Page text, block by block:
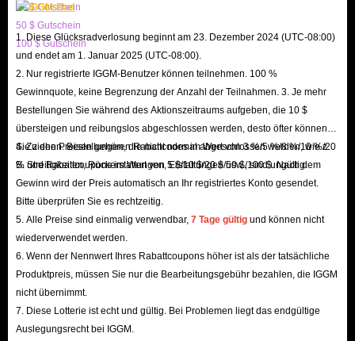
priorisieren Sie Begegnungen, wenn Sie sie bewältigen können.
3. Treten Sie einer Gilde bei
Gilden bieten normalerweise Belohnungen und Aktivitäten, mit denen Sie
mehr Dark and Darker Mobile-Gold verdienen können. Darüber hinaus
Goldsammlung geben.
4. Nehmen Sie an Events teil
Halten Sie Ausschau nach In-Game-Events, die oft die Möglichkeit bieten,
durch besondere Herausforderungen und Aktivitäten zusätzliches Gold zu
5. Verkaufen Sie überschüssige Gegenstände
Überprüfen Sie regelmäßig Ihr Inventar und verkaufen Sie Gegenstände,
die Sie nicht benötigen, einschließlich Ausrüstung, die Sie nicht mehr
sind. Dadurch räumen Sie nicht nur Ihr Inventar auf, sondern bringen
20 $ Gutschein
50 $ Gutschein
100 $ Gutschein
1. Diese Glücksradverlosung beginnt am 23. Dezember 2024 (UTC-08:00)
und endet am 1. Januar 2025 (UTC-08:00).
2. Nur registrierte IGGM-Benutzer können teilnehmen. 100 %
Gewinnquote, keine Begrenzung der Anzahl der Teilnahmen. 3. Je mehr
Bestellungen Sie während des Aktionszeitraums aufgeben, die 10 $
übersteigen und reibungslos abgeschlossen werden, desto öfter können
Sie ziehen. Bestellungen, die nicht normal abgeschlossen werden, wie z.
B. Streitigkeiten, Rückerstattungen, Erstattungen usw., sind ungültig.
4. Zu den Preisen gehören Rabattcodes im Wert von 3 %/5 %/8 %/10 %/20
% und Rabattcoupons im Wert von 5 $/10 $/20 $/50 $/100 $. Nach dem
Gewinn wird der Preis automatisch an Ihr registriertes Konto gesendet.
Bitte überprüfen Sie es rechtzeitig.
5. Alle Preise sind einmalig verwendbar, 7 Tage gültig und können nicht
wiederverwendet werden.
6. Wenn der Nennwert Ihres Rabattcoupons höher ist als der tatsächliche
Produktpreis, müssen Sie nur die Bearbeitungsgebühr bezahlen, die IGGM
nicht übernimmt.
7. Diese Lotterie ist echt und gültig. Bei Problemen liegt das endgültige
Auslegungsrecht bei IGGM.